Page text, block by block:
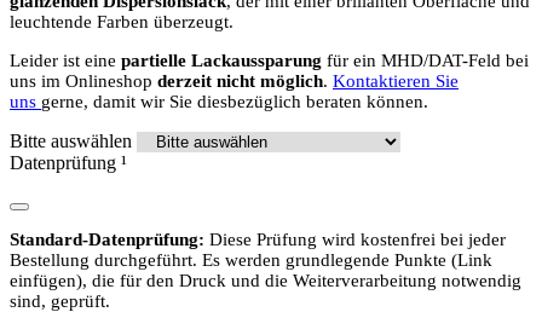
leuchtende Farben überzeugt.
Leider ist eine partielle Lackaussparung für ein MHD/DAT-Feld bei
uns im Onlineshop derzeit nicht möglich. Kontaktieren Sie
uns gerne, damit wir Sie diesbezüglich beraten können.
Bitte auswählen
Datenprüfung ¹
Standard-Datenprüfung: Diese Prüfung wird kostenfrei bei jeder
Bestellung durchgeführt. Es werden grundlegende Punkte (Link
einfügen), die für den Druck und die Weiterverarbeitung notwendig
sind, geprüft.